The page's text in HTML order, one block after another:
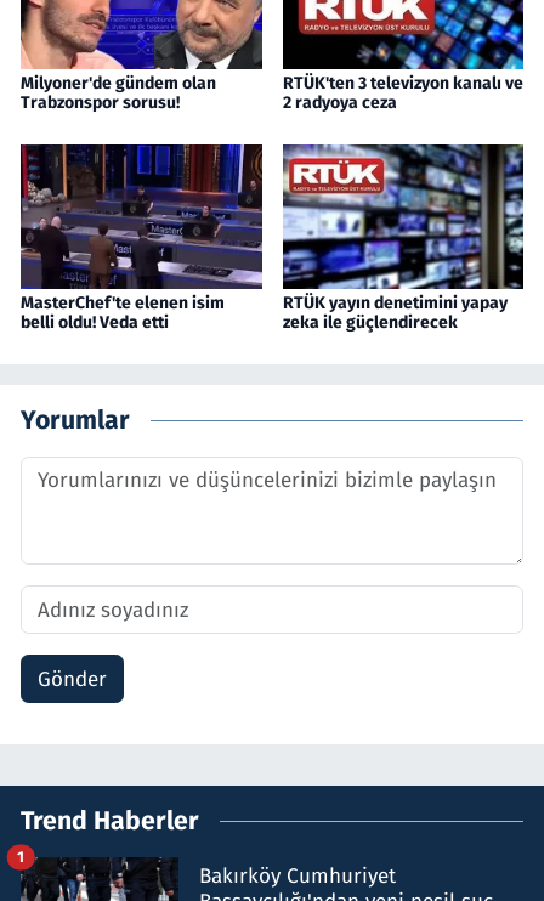
Milyoner'de gündem olan
Trabzonspor sorusu!
RTÜK'ten 3 televizyon kanalı ve
2 radyoya ceza
MasterChef'te elenen isim
belli oldu! Veda etti
RTÜK yayın denetimini yapay
zeka ile güçlendirecek
Yorumlar
Gönder
Trend Haberler
Bakırköy Cumhuriyet
1